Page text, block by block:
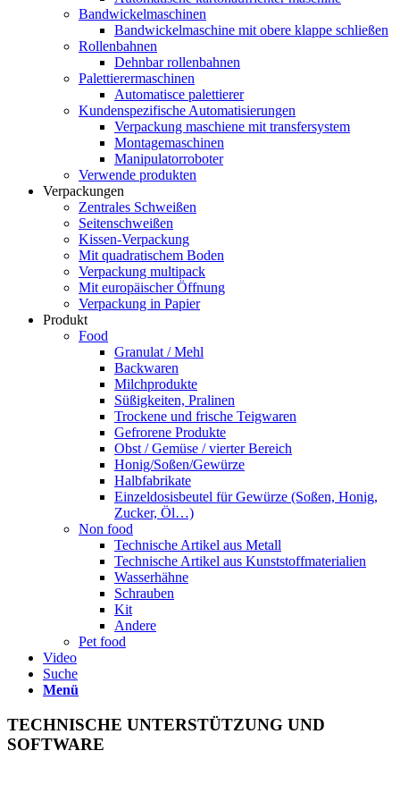
Bandwickelmaschinen
Bandwickelmaschine mit obere klappe schließen
Rollenbahnen
Dehnbar rollenbahnen
Palettierermaschinen
Automatisce palettierer
Kundenspezifische Automatisierungen
Verpackung maschiene mit transfersystem
Montagemaschinen
Manipulatorroboter
Verwende produkten
Verpackungen
Zentrales Schweißen
Seitenschweißen
Kissen-Verpackung
Mit quadratischem Boden
Verpackung multipack
Mit europäischer Öffnung
Verpackung in Papier
Produkt
Food
Granulat / Mehl
Backwaren
Milchprodukte
Süßigkeiten, Pralinen
Trockene und frische Teigwaren
Gefrorene Produkte
Obst / Gemüse / vierter Bereich
Honig/Soßen/Gewürze
Halbfabrikate
Einzeldosisbeutel für Gewürze (Soßen, Honig,
Zucker, Öl…)
Non food
Technische Artikel aus Metall
Technische Artikel aus Kunststoffmaterialien
Wasserhähne
Schrauben
Kit
Andere
Pet food
Video
Suche
Menü
TECHNISCHE UNTERSTÜTZUNG UND
SOFTWARE